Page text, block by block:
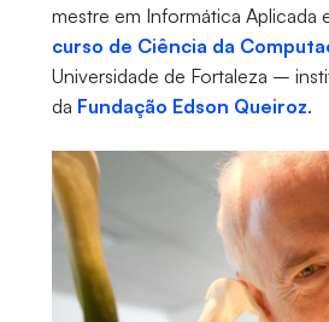
mestre em Informática Aplicada
curso de Ciência da
Universidade de Fortaleza –
da Fundação Edson Queiroz.